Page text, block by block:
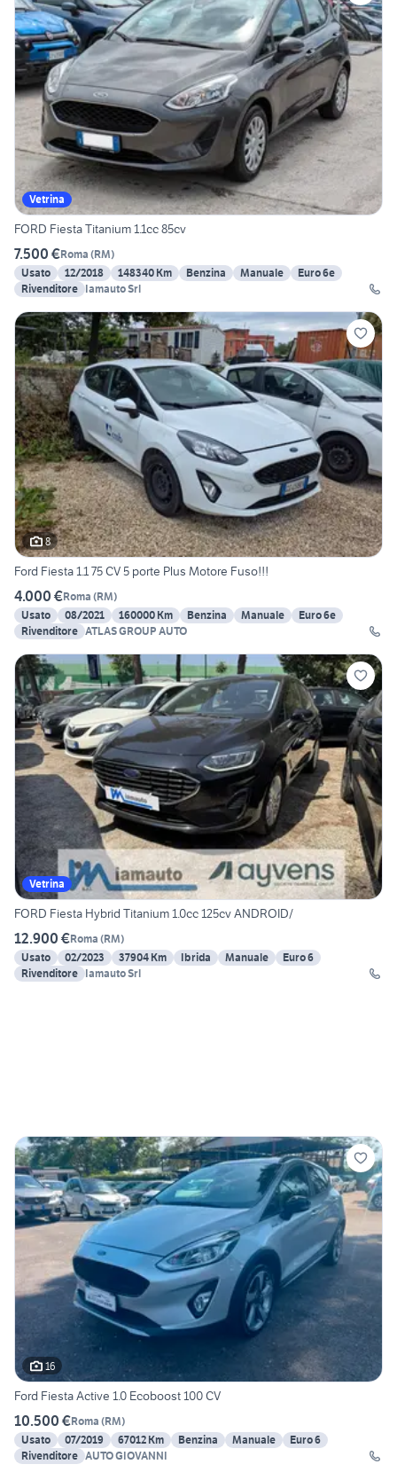
Vetrina
FORD Fiesta Titanium 1.1cc 85cv
7.500 €Roma (RM)
Usato
12/2018 148340 Km Benzina Manuale
Euro 6e
Rivenditore Iamauto Srl
8
Ford Fiesta 1.1 75 CV 5 porte Plus Motore Fuso!!!
4.000 €Roma (RM)
Usato
08/2021 160000 Km Benzina Manuale
Euro 6e
Rivenditore ATLAS GROUP AUTO
Vetrina
FORD Fiesta Hybrid Titanium 1.0cc 125cv ANDROID/
12.900 €Roma (RM)
Usato
02/2023 37904 Km Ibrida Manuale
Euro 6
Rivenditore Iamauto Srl
16
Ford Fiesta Active 1.0 Ecoboost 100 CV
10.500 €Roma (RM)
Usato
07/2019 67012 Km Benzina Manuale
Euro 6
Rivenditore AUTO GIOVANNI